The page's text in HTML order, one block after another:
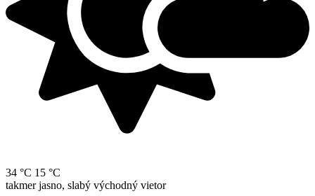
34 °C 15 °C
takmer jasno, slabý východný vietor